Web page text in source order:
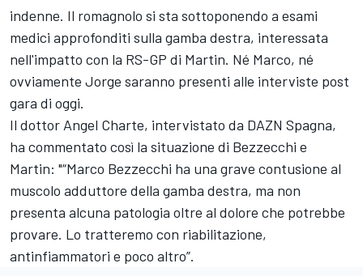
indenne. Il romagnolo si sta sottoponendo a esami
medici approfonditi sulla gamba destra, interessata
nell'impatto con la RS-GP di Martin. Né Marco, né
ovviamente Jorge saranno presenti alle interviste post
gara di oggi.
Il dottor Angel Charte, intervistato da DAZN Spagna,
ha commentato così la situazione di Bezzecchi e
Martin: "“Marco Bezzecchi ha una grave contusione al
muscolo adduttore della gamba destra, ma non
presenta alcuna patologia oltre al dolore che potrebbe
provare. Lo tratteremo con riabilitazione,
antinfiammatori e poco altro”.